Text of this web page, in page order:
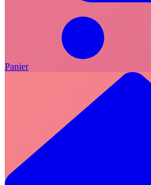
Panier